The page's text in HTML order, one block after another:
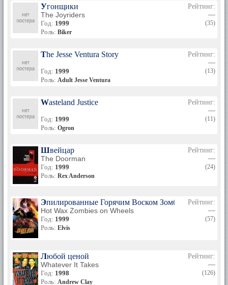
Угонщики
The Joyriders
Год: 1999
Роль: Biker
Рейтинг:
—
(35)
The Jesse Ventura Story
Год: 1999
Роль: Adult Jesse Ventura
Рейтинг:
—
(13)
Wasteland Justice
Год: 1999
Роль: Ogron
Рейтинг:
—
(11)
Швейцар
The Doorman
Год: 1999
Роль: Rex Anderson
Рейтинг:
—
(24)
Эпилированные Горячим Воском Зомби На Колесах
Hot Wax Zombies on Wheels
Год: 1999
Роль: Elvis
Рейтинг:
—
(57)
Любой ценой
Whatever It Takes
Год: 1998
Роль: Andrew Clay
Рейтинг:
—
(126)